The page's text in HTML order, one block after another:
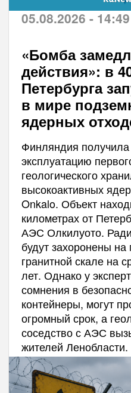
05.08.2026 - 14:49
«Бомба
действия»: в
Петербурга
в мире
ядерных
Финляндия
эксплуатацию
геологического
высокоактивных
Onkalo. Объект
километрах от
АЭС Олкилуото.
будут захоронены
гранитной скале на
лет. Однако у
сомнения в
контейнеры, могут
огромный срок, а
соседство с АЭС
жителей Ленобласти.